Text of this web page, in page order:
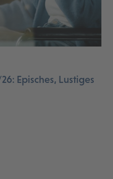
Episches, Lustiges